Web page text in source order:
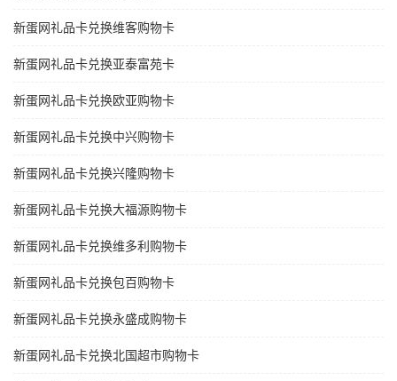
新蛋网礼品卡兑换维客购物卡
新蛋网礼品卡兑换亚泰富苑卡
新蛋网礼品卡兑换欧亚购物卡
新蛋网礼品卡兑换中兴购物卡
新蛋网礼品卡兑换兴隆购物卡
新蛋网礼品卡兑换大福源购物卡
新蛋网礼品卡兑换维多利购物卡
新蛋网礼品卡兑换包百购物卡
新蛋网礼品卡兑换永盛成购物卡
新蛋网礼品卡兑换北国超市购物卡